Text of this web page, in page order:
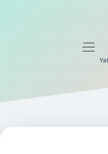
Gizlilik Politikası
Yasal Uyarı